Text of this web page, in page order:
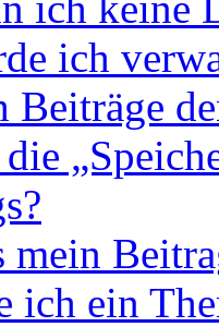
ich
Beiträge
mein
ich ein